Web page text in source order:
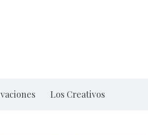
Los Creativos